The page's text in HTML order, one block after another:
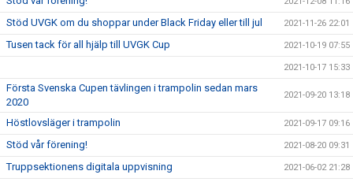
Stöd UVGK om du shoppar under Black Friday eller till jul 2021-11-26 22:01
Tusen tack för all hjälp till UVGK Cup 2021-10-19 07:55
2021-10-17 15:33
Första Svenska Cupen tävlingen i trampolin sedan mars
2020
2021-09-20 13:18
Höstlovsläger i trampolin 2021-09-17 09:16
Stöd vår förening! 2021-08-20 09:31
Truppsektionens digitala uppvisning 2021-06-02 21:28